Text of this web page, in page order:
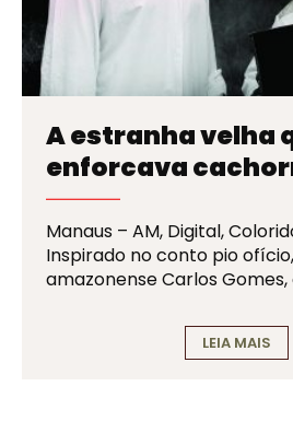
A estranha velha
enforcava
Manaus – AM, Digital,
Inspirado no conto pio
amazonense Carlos
LEIA MAIS